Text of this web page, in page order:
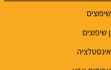
שיפוצים